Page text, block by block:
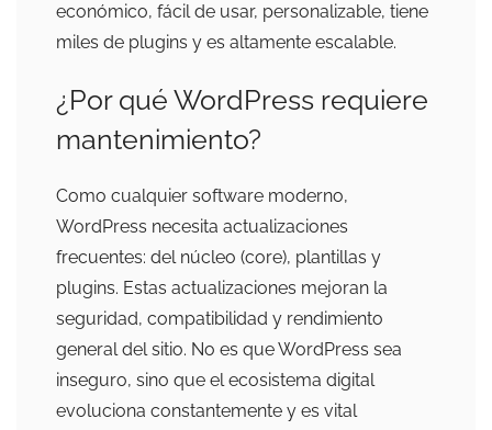
económico, fácil de usar, personalizable, tiene
miles de plugins y es altamente escalable.
¿Por qué WordPress requiere
mantenimiento?
Como cualquier software moderno,
WordPress necesita actualizaciones
frecuentes: del núcleo (core), plantillas y
plugins. Estas actualizaciones mejoran la
seguridad, compatibilidad y rendimiento
general del sitio. No es que WordPress sea
inseguro, sino que el ecosistema digital
evoluciona constantemente y es vital